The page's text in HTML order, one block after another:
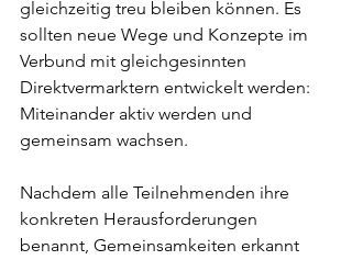
gleichzeitig treu bleiben können. Es
sollten neue Wege und Konzepte im
Verbund mit gleichgesinnten
Direktvermarktern entwickelt werden:
Miteinander aktiv werden und
gemeinsam wachsen.
Nachdem alle Teilnehmenden ihre
konkreten Herausforderungen
benannt, Gemeinsamkeiten erkannt